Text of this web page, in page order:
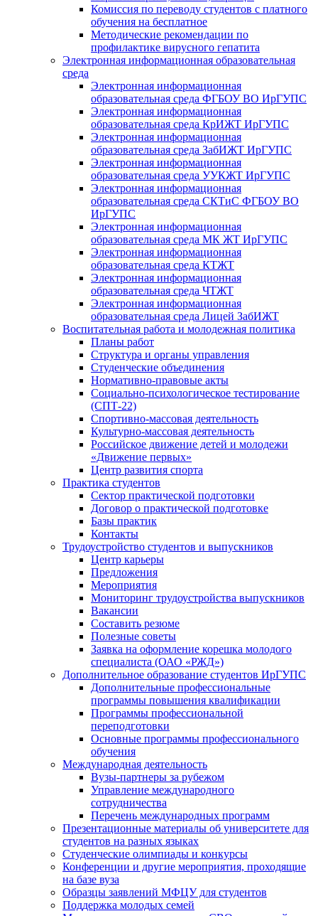
Комиссия по переводу студентов с платного
обучения на бесплатное
Методические рекомендации по
профилактике вирусного гепатита
Электронная информационная образовательная
среда
Электронная информационная
образовательная среда ФГБОУ ВО ИрГУПС
Электронная информационная
образовательная среда КрИЖТ ИрГУПС
Электронная информационная
образовательная среда ЗабИЖТ ИрГУПС
Электронная информационная
образовательная среда УУКЖТ ИрГУПС
Электронная информационная
образовательная среда СКТиС ФГБОУ ВО
ИрГУПС
Электронная информационная
образовательная среда МК ЖТ ИрГУПС
Электронная информационная
образовательная среда КТЖТ
Электронная информационная
образовательная среда ЧТЖТ
Электронная информационная
образовательная среда Лицей ЗабИЖТ
Воспитательная работа и молодежная политика
Планы работ
Структура и органы управления
Студенческие объединения
Нормативно-правовые акты
Социально-психологическое тестирование
(СПТ-22)
Спортивно-массовая деятельность
Культурно-массовая деятельность
Российское движение детей и молодежи
«Движение первых»
Центр развития спорта
Практика студентов
Сектор практической подготовки
Договор о практической подготовке
Базы практик
Контакты
Трудоустройство студентов и выпускников
Центр карьеры
Предложения
Мероприятия
Мониторинг трудоустройства выпускников
Вакансии
Составить резюме
Полезные советы
Заявка на оформление корешка молодого
специалиста (ОАО «РЖД»)
Дополнительное образование студентов ИрГУПС
Дополнительные профессиональные
программы повышения квалификации
Программы профессиональной
переподготовки
Основные программы профессионального
обучения
Международная деятельность
Вузы-партнеры за рубежом
Управление международного
сотрудничества
Перечень международных программ
Презентационные материалы об университете для
студентов на разных языках
Студенческие олимпиады и конкурсы
Конференции и другие мероприятия, проходящие
на базе вуза
Образцы заявлений МФЦУ для студентов
Поддержка молодых семей